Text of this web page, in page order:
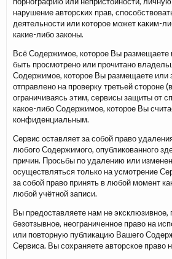
нарушение авторских прав,
деятельности или которое может каким-
какие-либо законы.
Всё Содержимое, которое Вы размещаете
быть просмотрено или прочитано
Содержимое, которое Вы размещаете или
отправлено на проверку третьей стороне
ограничиваясь этим, сервисы защиты от
какое-либо Содержимое, которое Вы
конфиденциальным.
Сервис оставляет за собой право
любого Содержимого, опубликованного
причин. Просьбы по удалению или
осуществляться только на усмотрение
за собой право принять в любой момент
любой учётной записи.
Вы предоставляете нам не эксклюзивное,
безотзывное, неограниченное право на
или повторную публикацию Вашего
Сервиса. Вы сохраняете авторское право